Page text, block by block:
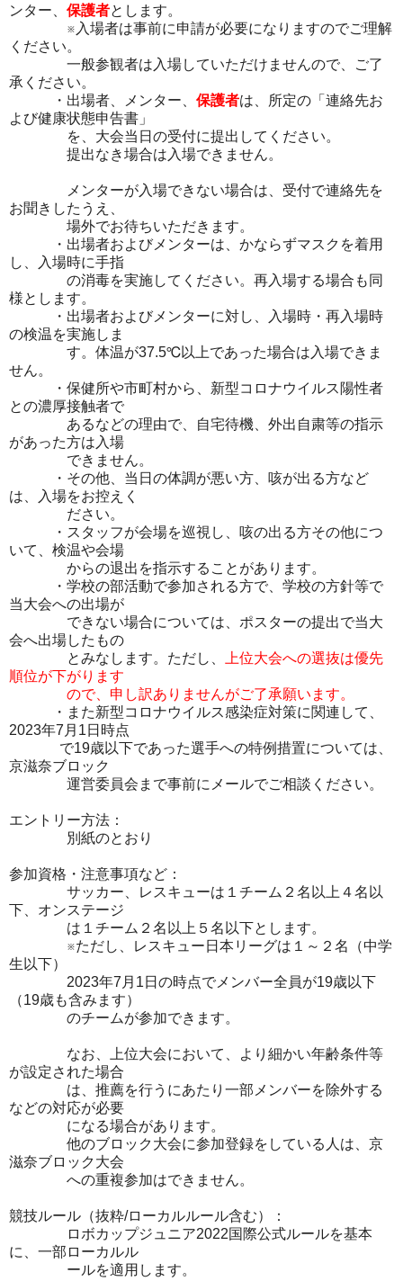
ンター、 保護者とします。
※入場者は事前に申請が必要になりますのでご理解
ください。
一般参観者は入場していただけませんので、ご了
承ください。
・出場者、メンター、 保護者は、所定の「連絡先お
よび健康状態申告書」
を、大会当日の受付に提出してください。
提出なき場合は入場できません。
メンターが入場できない場合は、受付で連絡先を
お聞きしたうえ、
場外でお待ちいただきます。
・出場者およびメンターは、かならずマスクを着用
し、入場時に手指
の消毒を実施してください。再入場する場合も同
様とします。
・出場者およびメンターに対し、入場時・再入場時
の検温を実施しま
す。体温が37.5℃以上であった場合は入場できま
せん。
・保健所や市町村から、新型コロナウイルス陽性者
との濃厚接触者で
あるなどの理由で、自宅待機、外出自粛等の指示
があった方は入場
できません。
・その他、当日の体調が悪い方、咳が出る方など
は、入場をお控えく
ださい。
・スタッフが会場を巡視し、咳の出る方その他につ
いて、検温や会場
からの退出を指示することがあります。
・学校の部活動で参加される方で、学校の方針等で
当大会への出場が
できない場合については、ポスターの提出で当大
会へ出場したもの
とみなします。ただし、
上位大会への選抜は優先
順位が下がります
ので、申し訳ありませんがご了承願います。
・また新型コロナウイルス感染症対策に関連して、
2023年7月1日時点
で19歳以下であった選手への特例措置については、
京滋奈ブロック
運営委員会まで事前にメールでご相談ください。
エントリー方法：
別紙のとおり
参加資格・注意事項など：
サッカー、レスキューは１チーム２名以上４名以
下、オンステージ
は１チーム２名以上５名以下とします。
※ただし、レスキュー日本リーグは１～２名（中学
生以下）
2023年7月1日の時点でメンバー全員が19歳以下
（19歳も含みます）
のチームが参加できます。
なお、上位大会において、より細かい年齢条件等
が設定された場合
は、推薦を行うにあたり一部メンバーを除外する
などの対応が必要
になる場合があります。
他のブロック大会に参加登録をしている人は、京
滋奈ブロック大会
への重複参加はできません。
競技ルール（抜粋/ローカルルール含む）：
ロボカップジュニア2022国際公式ルールを基本
に、一部ローカルル
ールを適用します。